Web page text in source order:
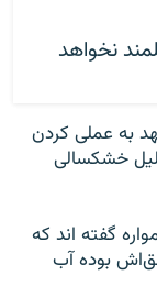
نخواهد
به عملی کردن
دلیل خشکسالی
گفته اند که
بوده آب